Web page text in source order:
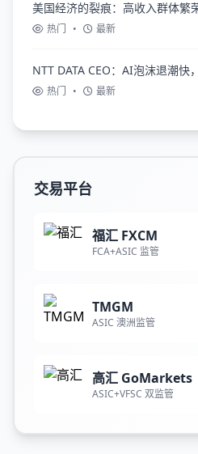
美国经济的裂痕：高收入群体繁
热门 • 最新
NTT DATA CEO：AI泡沫退潮快
热门 • 最新
交易平台
福汇 FXCM
FCA+ASIC 监管
TMGM
ASIC 澳洲监管
高汇 GoMarkets
ASIC+VFSC 双监管